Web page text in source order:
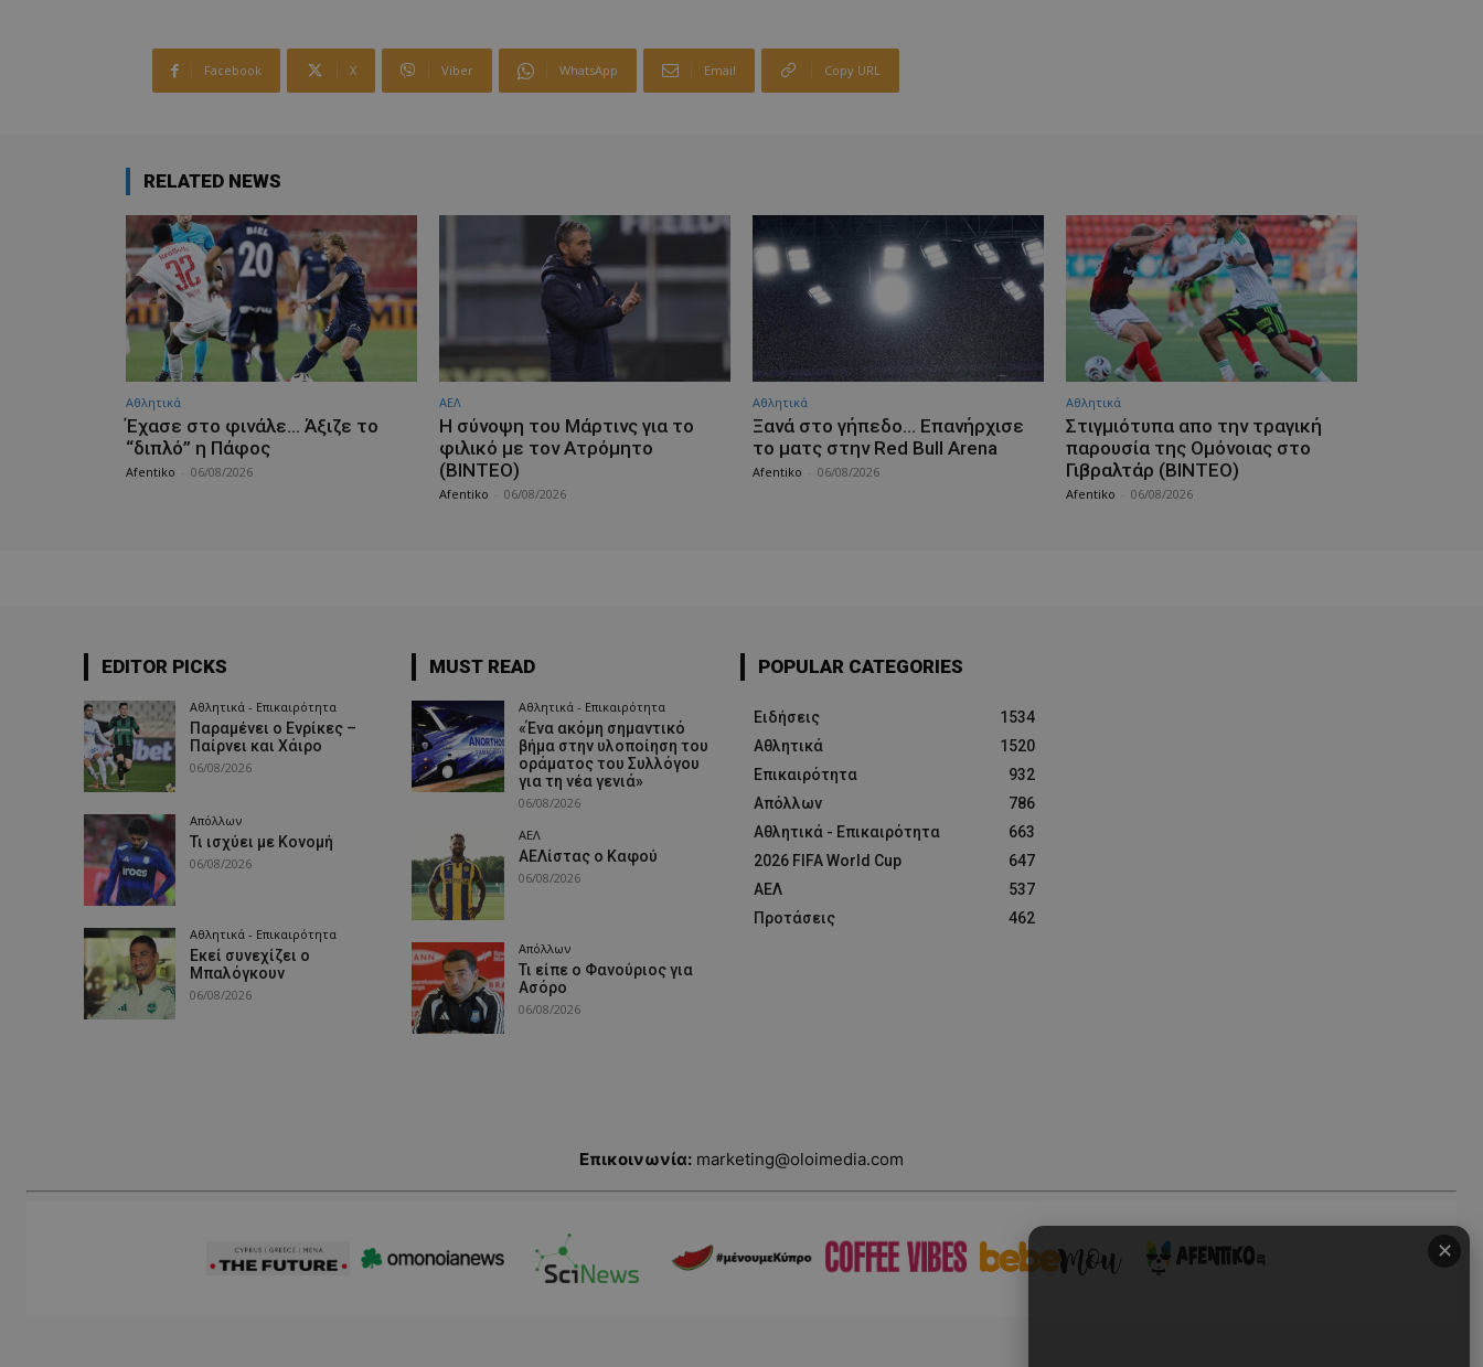
Facebook X Viber WhatsApp Email Copy URL
RELATED NEWS
Αθλητικά
Έχασε στο φινάλε… Άξιζε το
“διπλό” η Πάφος
Afentiko 06/08/2026
ΑΕΛ
H σύνοψη του Μάρτινς για το
φιλικό με τον Ατρόμητο
(ΒΙΝΤΕΟ)
Afentiko 06/08/2026
Αθλητικά
Ξανά στο γήπεδο… Επανήρχισε
το ματς στην Red Bull Arena
Afentiko 06/08/2026
Αθλητικά
Στιγμιότυπα απο την τραγική
παρουσία της Ομόνοιας στο
Γιβραλτάρ (ΒΙΝΤΕΟ)
Afentiko 06/08/2026
EDITOR PICKS
Αθλητικά - Επικαιρότητα
Παραμένει ο Ενρίκες –
Παίρνει και Χάιρο
06/08/2026
Απόλλων
Τι ισχύει με Κονομή
06/08/2026
Αθλητικά - Επικαιρότητα
Εκεί συνεχίζει ο
Μπαλόγκουν
06/08/2026
MUST READ
Αθλητικά - Επικαιρότητα
«Ένα ακόμη σημαντικό
βήμα στην υλοποίηση του
οράματος του Συλλόγου
για τη νέα γενιά»
06/08/2026
ΑΕΛ
ΑΕΛίστας ο Καφού
06/08/2026
Απόλλων
Τι είπε ο Φανούριος για
Ασόρο
06/08/2026
POPULAR CATEGORIES
Ειδήσεις
1534
Αθλητικά
1520
Επικαιρότητα
932
Απόλλων
786
Αθλητικά - Επικαιρότητα
663
2026 FIFA World Cup
647
ΑΕΛ
537
Προτάσεις
462
Επικοινωνία: marketing@oloimedia.com
✕